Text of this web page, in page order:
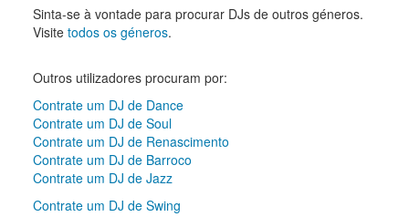
Sinta-se à vontade para procurar DJs de outros géneros.
Visite todos os géneros.
Outros utilizadores procuram por:
Contrate um DJ de Dance
Contrate um DJ de Soul
Contrate um DJ de Renascimento
Contrate um DJ de Barroco
Contrate um DJ de Jazz
Contrate um DJ de Swing